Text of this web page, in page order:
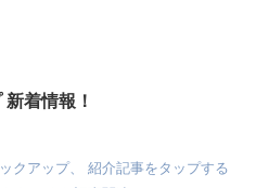
着情報！
クアップ、 紹介記事をタップする